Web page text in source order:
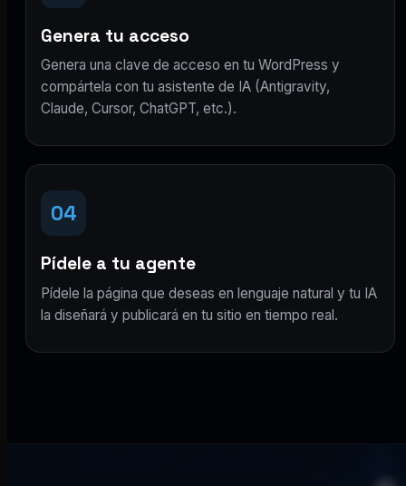
Genera tu acceso
Genera una clave de acceso en tu WordPress y
compártela con tu asistente de IA (Antigravity,
Claude, Cursor, ChatGPT, etc.).
04
Pídele a tu agente
Pídele la página que deseas en lenguaje natural y tu IA
la diseñará y publicará en tu sitio en tiempo real.